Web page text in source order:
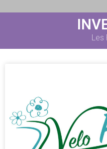
Les